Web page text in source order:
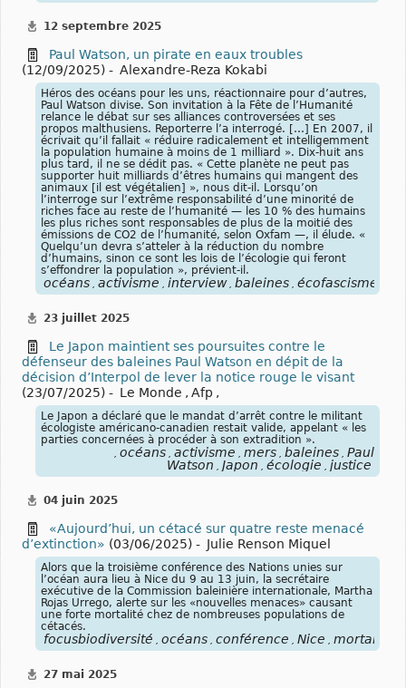
12 septembre 2025
Paul Watson, un pirate en eaux troubles
(12/09/2025) - Alexandre-Reza Kokabi
Héros des océans pour les uns, réactionnaire pour d’autres,
Paul Watson divise. Son invitation à la Fête de l’Humanité
relance le débat sur ses alliances controversées et ses
propos malthusiens. Reporterre l’a interrogé. […] En 2007, il
écrivait qu’il fallait « réduire radicalement et intelligemment
la population humaine à moins de 1 milliard ». Dix-huit ans
plus tard, il ne se dédit pas. « Cette planète ne peut pas
supporter huit milliards d’êtres humains qui mangent des
animaux [il est végétalien] », nous dit-il. Lorsqu’on
l’interroge sur l’extrême responsabilité d’une minorité de
riches face au reste de l’humanité — les 10 % des humains
les plus riches sont responsables de plus de la moitié des
émissions de CO2 de l’humanité, selon Oxfam —, il élude. «
Quelqu’un devra s’atteler à la réduction du nombre
d’humains, sinon ce sont les lois de l’écologie qui feront
s’effondrer la population », prévient-il.
océans , activisme , interview , baleines , écofascisme
23 juillet 2025
Le Japon maintient ses poursuites contre le
défenseur des baleines Paul Watson en dépit de la
décision d’Interpol de lever la notice rouge le visant
(23/07/2025) - Le Monde , Afp ,
Le Japon a déclaré que le mandat d’arrêt contre le militant
écologiste américano-canadien restait valide, appelant « les
parties concernées à procéder à son extradition ».
, océans , activisme , mers , baleines , Paul
Watson , Japon , écologie , justice
04 juin 2025
«Aujourd’hui, un cétacé sur quatre reste menacé
d’extinction» (03/06/2025) - Julie Renson Miquel
Alors que la troisième conférence des Nations unies sur
l’océan aura lieu à Nice du 9 au 13 juin, la secrétaire
exécutive de la Commission baleinière internationale, Martha
Rojas Urrego, alerte sur les «nouvelles menaces» causant
une forte mortalité chez de nombreuses populations de
cétacés.
focusbiodiversité océans conférence Nice mortalité
27 mai 2025